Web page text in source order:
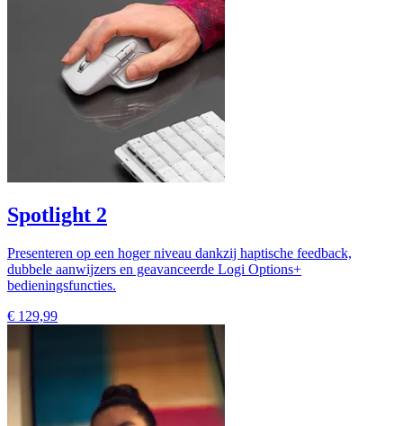
Spotlight 2
Presenteren op een hoger niveau dankzij haptische feedback,
dubbele aanwijzers en geavanceerde Logi Options+
bedieningsfuncties.
€ 129,99